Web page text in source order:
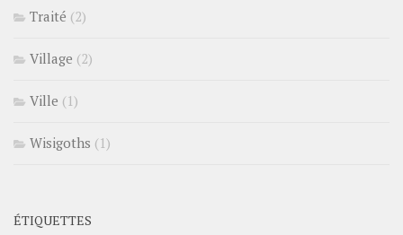
Traité (2)
Village (2)
Ville (1)
Wisigoths (1)
ÉTIQUETTES